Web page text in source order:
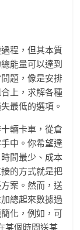
程，但其本質
能量可以達到
題，像是安排
上，求解各種
最低的選項。
輛卡車，從倉
中。你希望達
間最少、成本
的方式就是把
案。然而，送
總起來數據過
化，例如，可
某個時間送某